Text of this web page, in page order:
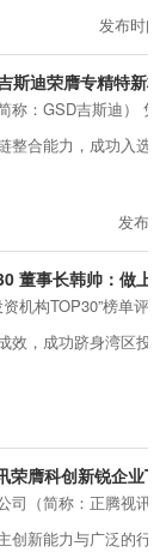
发布时
斯迪荣膺专精特新
称：GSD吉斯迪）
整合能力，成功入选
发布
董事长韩帅：做上
机构TOP30”榜单评
效，成功跻身湾区投
荣膺科创新锐企业
司（简称：正腾视讯
创新能力与广泛的行